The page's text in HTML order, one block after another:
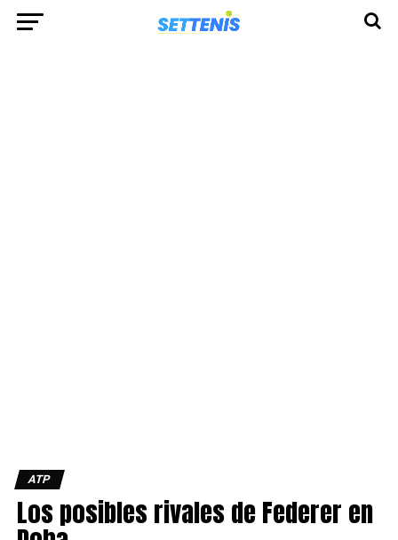
ATP
Los posibles rivales de Federer en